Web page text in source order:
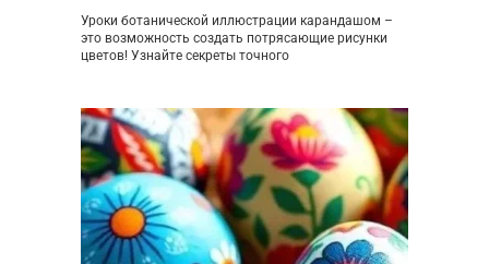
Уроки ботанической иллюстрации карандашом –
это возможность создать потрясающие рисунки
цветов! Узнайте секреты точного